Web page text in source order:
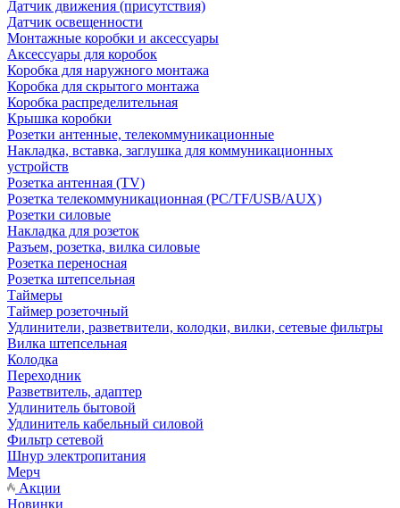
Датчик движения (присутствия)
Датчик освещенности
Монтажные коробки и аксессуары
Аксессуары для коробок
Коробка для наружного монтажа
Коробка для скрытого монтажа
Коробка распределительная
Крышка коробки
Розетки антенные, телекоммуникационные
Накладка, вставка, заглушка для коммуникационных
устройств
Розетка антенная (TV)
Розетка телекоммуникационная (PC/TF/USB/AUX)
Розетки силовые
Накладка для розеток
Разъем, розетка, вилка силовые
Розетка переносная
Розетка штепсельная
Таймеры
Таймер розеточный
Удлинители, разветвители, колодки, вилки, сетевые фильтры
Вилка штепсельная
Колодка
Переходник
Разветвитель, адаптер
Удлинитель бытовой
Удлинитель кабельный силовой
Фильтр сетевой
Шнур электропитания
Мерч
Акции
Новинки